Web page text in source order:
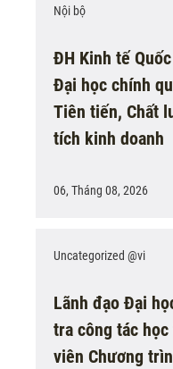
Nội bộ
ĐH Kinh tế
Đại học chính
Tiên tiến, Chất
tích kinh doanh
06, Tháng 08, 2026
Uncategorized @vi
Lãnh đạo Đại
tra công tác học
viên Chương